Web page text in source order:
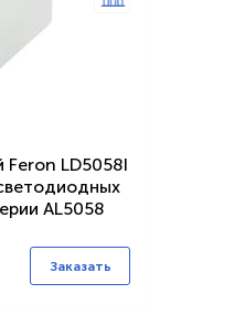
Feron LD5058I
AL5058
Заказать